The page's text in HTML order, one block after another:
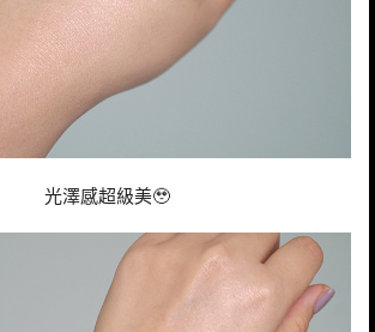
光澤感超級美🥹